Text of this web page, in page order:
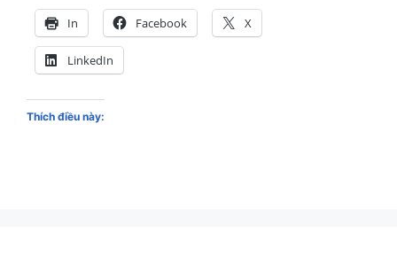
In Facebook X
LinkedIn
Thích điều này: